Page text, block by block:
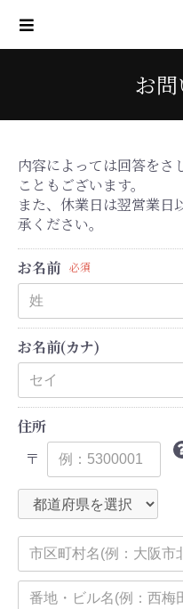
お
内容によっては回答をさ
こともございます。
また、休業日は翌営業日
承ください。
お名前 必須
お名前(カナ)
住所
〒